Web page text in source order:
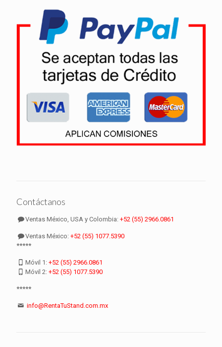
Contáctanos
Ventas México, USA y Colombia:+52 (55) 2966.0861
Ventas México:+52 (55) 1077.5390
*****
Móvil 1:+52 (55) 2966.0861
Móvil 2:+52 (55) 1077.5390
*****
info@RentaTuStand.com.mx